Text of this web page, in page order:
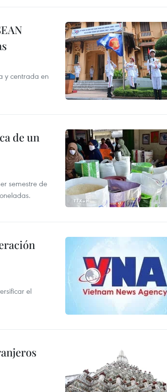
y centrada en
de un
semestre de
el